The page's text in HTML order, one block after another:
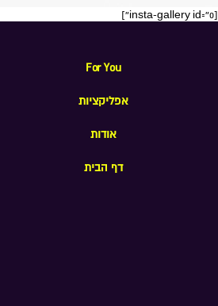
[insta-gallery id="0"]
For You
אפליקציות
אודות
דף הבית